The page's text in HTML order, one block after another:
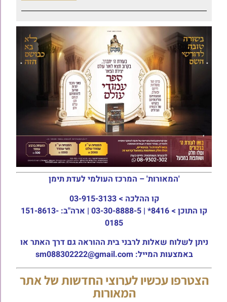
'המאורות' – המרכז העולמי לעדת תימן
קו ההלכה > 03-915-3133
קו התוכן >
8416* | 03-30-8888-5 | ארה"ב: 151-8613-
0185
ניתן לשלוח שאלות לרבני בית ההוראה גם דרך האתר או
באמצעות המייל: sm088302222@gmail.com
הצטרפו עכשיו לערוצי החדשות של אתר
המאורות